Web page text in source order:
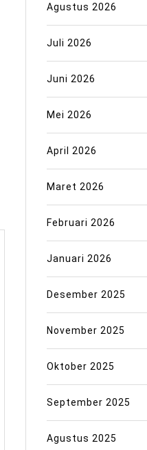
Agustus 2026
Juli 2026
Juni 2026
Mei 2026
April 2026
Maret 2026
Februari 2026
Januari 2026
Desember 2025
November 2025
Oktober 2025
September 2025
Agustus 2025